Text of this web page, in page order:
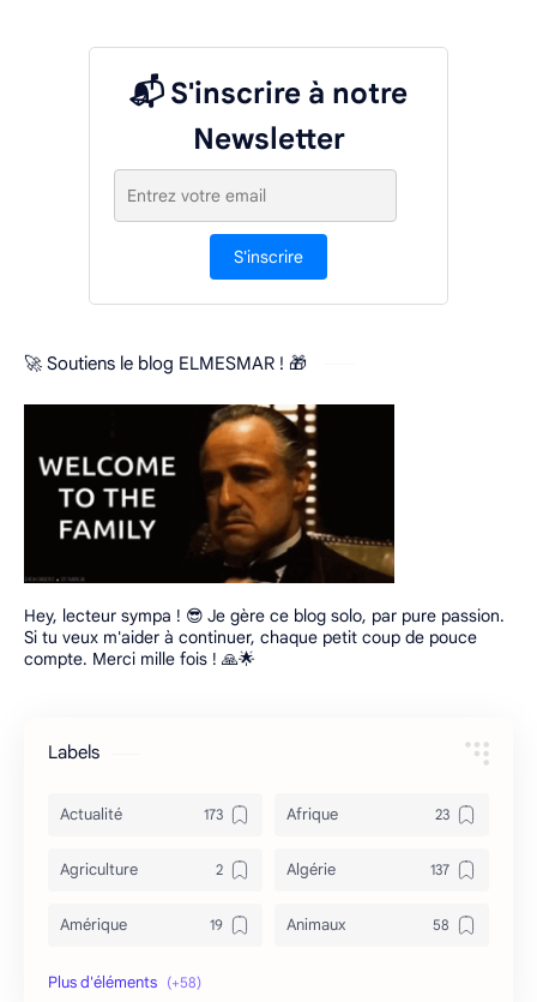
📬 S'inscrire à notre
Newsletter
S'inscrire
🚀 Soutiens le blog ELMESMAR ! 🎁
Hey, lecteur sympa ! 😎 Je gère ce blog solo, par pure passion.
Si tu veux m'aider à continuer, chaque petit coup de pouce
compte. Merci mille fois ! 🙏🌟
Labels
Actualité Afrique
Agriculture Algérie
Amérique Animaux
Archéologie